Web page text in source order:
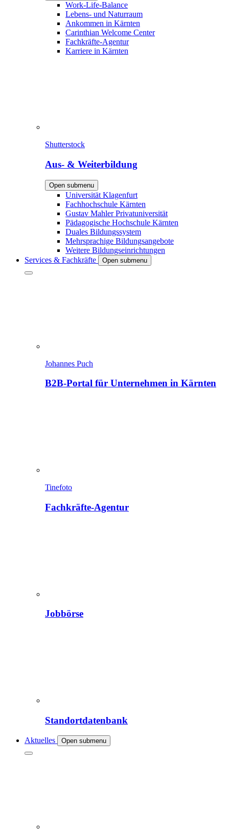
Work-Life-Balance
Lebens- und Naturraum
Ankommen in Kärnten
Carinthian Welcome Center
Fachkräfte-Agentur
Karriere in Kärnten
Shutterstock
Aus- & Weiterbildung
Open submenu
Universität Klagenfurt
Fachhochschule Kärnten
Gustav Mahler Privatuniversität
Pädagogische Hochschule Kärnten
Duales Bildungssystem
Mehrsprachige Bildungsangebote
Weitere Bildungseinrichtungen
Services & Fachkräfte
Open submenu
Johannes Puch
B2B-Portal für Unternehmen in Kärnten
Tinefoto
Fachkräfte-Agentur
Jobbörse
Standortdatenbank
Aktuelles Open submenu